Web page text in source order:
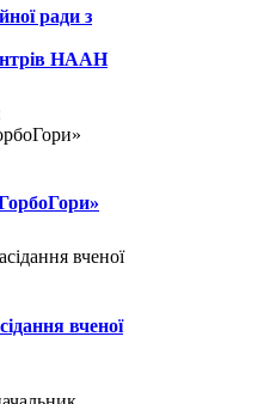
ради з
НААН
вченої